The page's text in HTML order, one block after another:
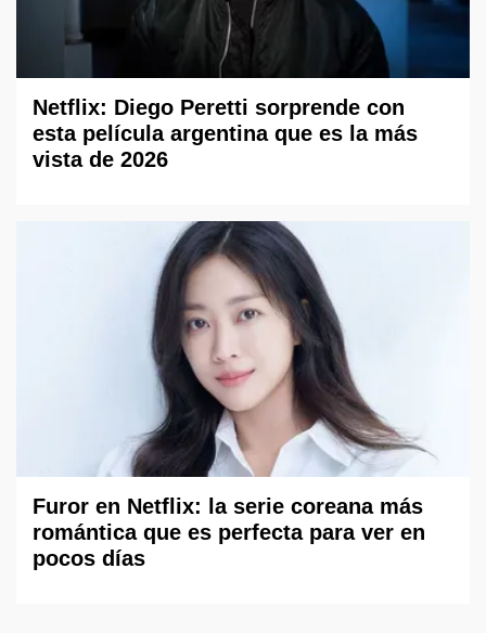
Netflix: Diego Peretti sorprende con
esta película argentina que es la más
vista de 2026
Furor en Netflix: la serie coreana más
romántica que es perfecta para ver en
pocos días